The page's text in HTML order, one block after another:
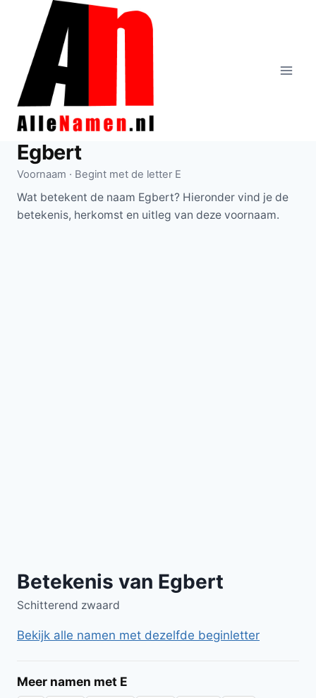
Doorgaan
inhoud
Egbert
Voornaam · Begint met de letter E
Wat betekent de naam Egbert? Hieronder vind je de
betekenis, herkomst en uitleg van deze voornaam.
Betekenis van Egbert
Schitterend zwaard
Bekijk alle namen met dezelfde beginletter
Meer namen met E